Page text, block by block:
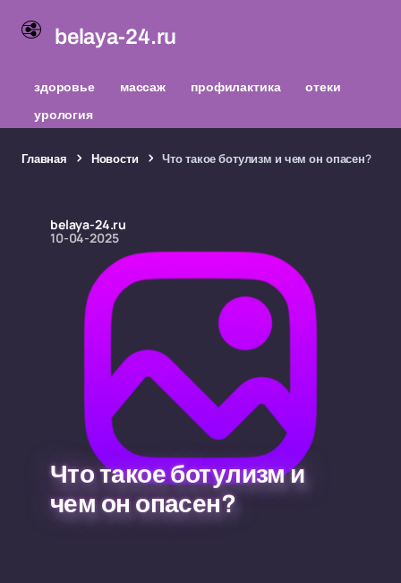
belaya-24.ru
здоровье массаж профилактика
отеки
урология
Главная Новости Что такое ботулизм и чем он опасен?
belaya-24.ru
10-04-2025
Что такое ботулизм и
чем он опасен?